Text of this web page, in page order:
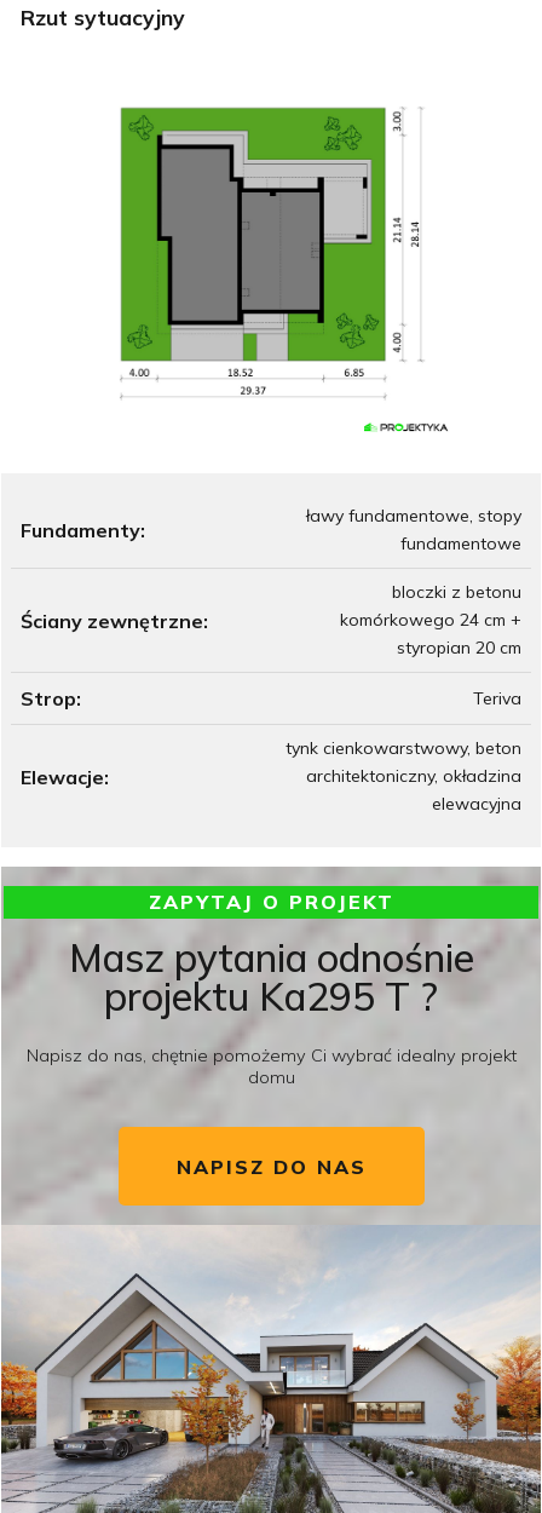
Rzut sytuacyjny
Fundamenty:
ławy fundamentowe, stopy
fundamentowe
Ściany zewnętrzne:
bloczki z betonu
komórkowego 24 cm +
styropian 20 cm
Strop: Teriva
Elewacje:
tynk cienkowarstwowy, beton
architektoniczny, okładzina
elewacyjna
ZAPYTAJ O PROJEKT
Masz pytania odnośnie
projektu Ka295 T ?
Napisz do nas, chętnie pomożemy Ci wybrać idealny projekt
domu
NAPISZ DO NAS